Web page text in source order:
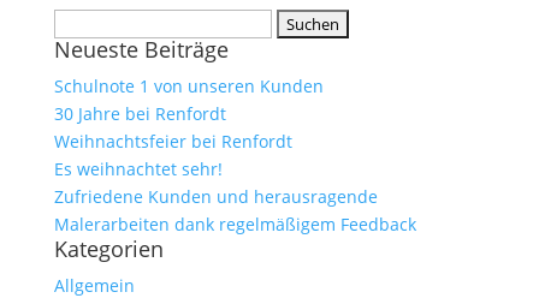
nach:
Neueste Beiträge
Schulnote 1 von unseren Kunden
30 Jahre bei Renfordt
Weihnachtsfeier bei Renfordt
Es weihnachtet sehr!
Zufriedene Kunden und herausragende
Malerarbeiten dank regelmäßigem Feedback
Kategorien
Allgemein